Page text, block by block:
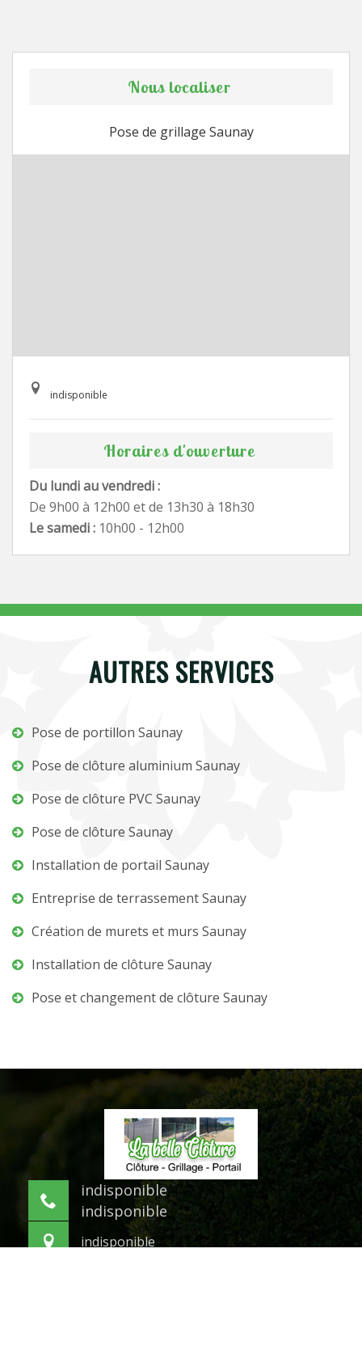
Nous localiser
Pose de grillage Saunay
indisponible
Horaires d'ouverture
Du lundi au vendredi :
De 9h00 à 12h00 et de 13h30 à 18h30
Le samedi : 10h00 - 12h00
AUTRES SERVICES
Pose de portillon Saunay
Pose de clôture aluminium Saunay
Pose de clôture PVC Saunay
Pose de clôture Saunay
Installation de portail Saunay
Entreprise de terrassement Saunay
Création de murets et murs Saunay
Installation de clôture Saunay
Pose et changement de clôture Saunay
indisponible
indisponible
indisponible